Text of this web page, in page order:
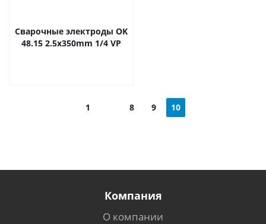
Сварочные электроды OK
48.15 2.5x350mm 1/4 VP
1 8 9 10
Компания
О компании